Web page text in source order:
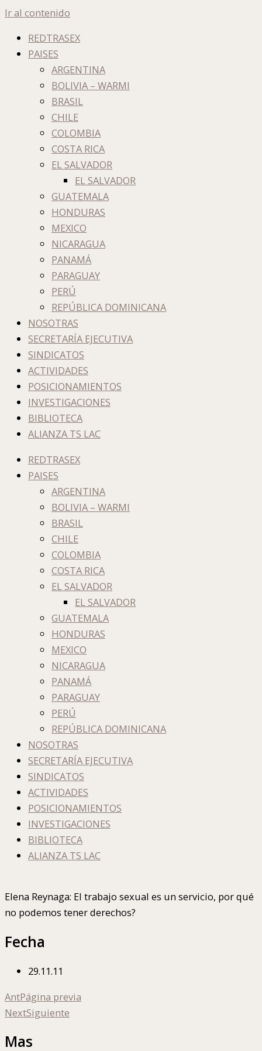
Ir al contenido
REDTRASEX
PAISES
ARGENTINA
BOLIVIA – WARMI
BRASIL
CHILE
COLOMBIA
COSTA RICA
EL SALVADOR
EL SALVADOR
GUATEMALA
HONDURAS
MEXICO
NICARAGUA
PANAMÁ
PARAGUAY
PERÚ
REPÚBLICA DOMINICANA
NOSOTRAS
SECRETARÍA EJECUTIVA
SINDICATOS
ACTIVIDADES
POSICIONAMIENTOS
INVESTIGACIONES
BIBLIOTECA
ALIANZA TS LAC
REDTRASEX
PAISES
ARGENTINA
BOLIVIA – WARMI
BRASIL
CHILE
COLOMBIA
COSTA RICA
EL SALVADOR
EL SALVADOR
GUATEMALA
HONDURAS
MEXICO
NICARAGUA
PANAMÁ
PARAGUAY
PERÚ
REPÚBLICA DOMINICANA
NOSOTRAS
SECRETARÍA EJECUTIVA
SINDICATOS
ACTIVIDADES
POSICIONAMIENTOS
INVESTIGACIONES
BIBLIOTECA
ALIANZA TS LAC
Elena Reynaga: El trabajo sexual es un servicio, por qué
no podemos tener derechos?
Fecha
29.11.11
AntPágina previa
NextSiguiente
Mas